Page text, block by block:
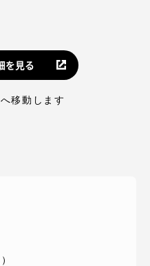
を見る
移動します